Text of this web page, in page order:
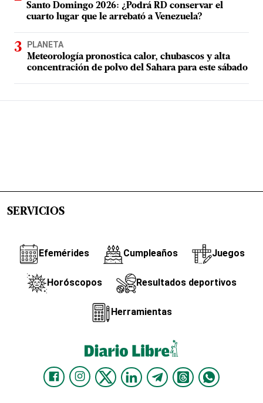
Santo Domingo 2026: ¿Podrá RD conservar el
cuarto lugar que le arrebató a Venezuela?
PLANETA
Meteorología pronostica calor, chubascos y alta
concentración de polvo del Sahara para este sábado
SERVICIOS
Efemérides Cumpleaños Juegos
Horóscopos Resultados deportivos
Herramientas